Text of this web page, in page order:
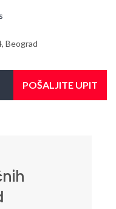
Beograd
POŠALJITE UPIT